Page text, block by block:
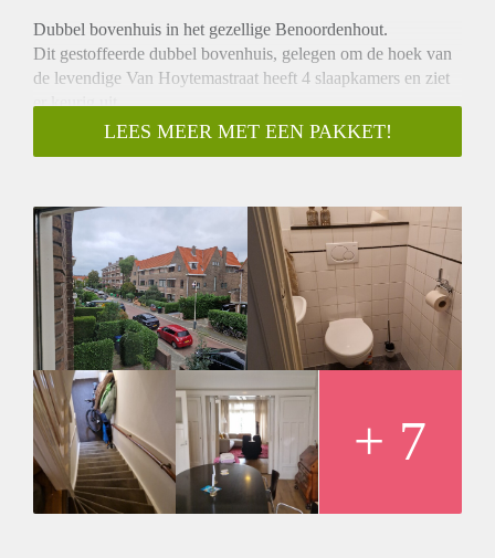
Dubbel bovenhuis in het gezellige Benoordenhout.
Dit gestoffeerde dubbel bovenhuis, gelegen om de hoek van
de levendige Van Hoytemastraat heeft 4 slaapkamers en ziet
er keurig uit.
De woning is gestoffeerd en biedt veel comfort. De keuken is
van alle gemakken voorzien en de woonkamer is ruim en
kinderen, aangezien de slaapkamers de perfecte afmetingen
hebben.
Aangezien er nog huurders inzitten is het erg lastig om goede
foto's te maken. Zodra dat mogelijk is, komen die online.
- geen huisdieren
- geen muziekinstrumenten
- geen delers
- ENERGIELABEL C
Hier alvast een sneakpreview, beter foto's volgen snel.
LEES MEER MET EEN PAKKET!
+ 7